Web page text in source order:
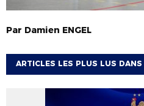
Par Damien ENGEL
ARTICLES LES PLUS LUS DANS